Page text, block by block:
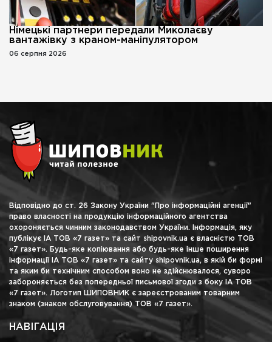
Німецькі партнери передали Миколаєву
вантажівку з краном-маніпулятором
06 серпня 2026
Відповідно до ст. 26 Закону України "Про інформаційні агенції"
право власності на продукцію інформаційного агентства
охороняється чинним законодавством України. Інформація, яку
публікує ІА ТОВ «7 газет» та сайт shipovnik.ua є власністю ТОВ
«7 газет». Будь-яке копіювання або будь-яке інше поширення
інформації ІА ТОВ «7 газет» та сайту shipovnik.ua, в якій би формі
та яким би технічним способом воно не здійснювалося, суворо
забороняється без попередньої письмової згоди з боку ІА ТОВ
«7 газет». Логотип ШИПОВНИК є зареєстрованим товарним
знаком (знаком обслуговування) ТОВ «7 газет».
НАВІГАЦІЯ